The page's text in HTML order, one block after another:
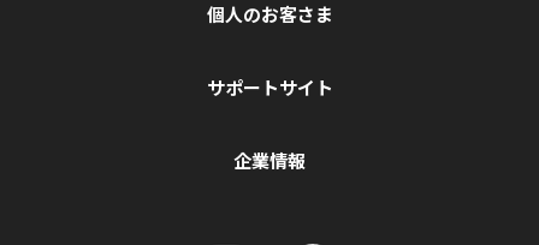
個人のお客さま
サポートサイト
企業情報